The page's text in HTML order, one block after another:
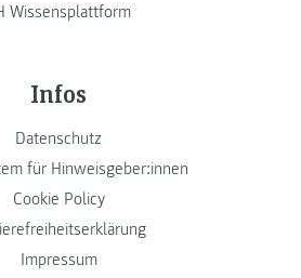
Wissensplattform
Infos
Datenschutz
für Hinweisgeber:innen
Cookie Policy
Impressum